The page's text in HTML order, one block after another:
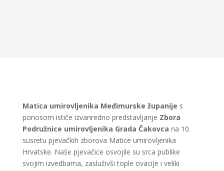
Matica umirovljenika Međimurske županije s
ponosom ističe izvanredno predstavljanje Zbora
Podružnice umirovljenika Grada Čakovca na 10.
susretu pjevačkih zborova Matice umirovljenika
Hrvatske. Naše pjevačice osvojile su srca publike
svojim izvedbama, zasluživši tople ovacije i veliki